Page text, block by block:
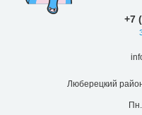
+7
Люберецкий